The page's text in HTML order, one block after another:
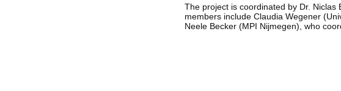
The project is coordinated by Dr.
members include Claudia Wegener
Neele Becker (MPI Nijmegen), who